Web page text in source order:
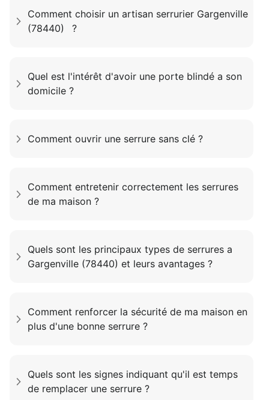
Comment choisir un artisan serrurier Gargenville
(78440) ?
Quel est l'intérêt d'avoir une porte blindé a son
domicile ?
Comment ouvrir une serrure sans clé ?
Comment entretenir correctement les serrures
de ma maison ?
Quels sont les principaux types de serrures a
Gargenville (78440) et leurs avantages ?
Comment renforcer la sécurité de ma maison en
plus d'une bonne serrure ?
Quels sont les signes indiquant qu'il est temps
de remplacer une serrure ?